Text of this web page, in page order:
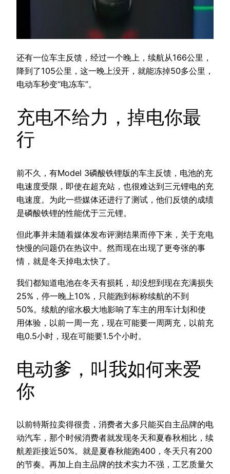
还有一位车主反馈，经过一个晚上，续航从166公里，
降到了105公里，这一晚上没开，就能冻掉50多公里，
电动车秒变“电冻车”。
充电不给力，掉电你最
行
前不久，有Model 3磷酸铁锂版的车主反馈，电池的充
电速度受限，即使在超充站，也很难达到三元锂电的充
电速度。为此一些媒体还进行了测试，他们反馈的成绩
是磷酸铁锂的性能优于三元锂。
但此事并未随着媒体发布评测结果而停下来，关于充电
快慢的问题仍在热议中。然而现在出现了更夸张的事
情，就是冬天掉电太快了。
我们都知道电池在冬天有损耗，却没想到现在充满损失
25%，停一晚上10%，只能跑到标称续航的不到
50%。续航的缩水极大地影响了车主的用车计划和使
用体验，以前一周一充，现在可能要一周两充，以前充
电0.5小时，现在可能要1.5个小时。
电动爹，叫我如何来爱
你
以前特斯拉卖得很贵，消费者大多只能买自主品牌的电
动汽车，那个时候消费者就发现冬天和夏春秋相比，续
航差距接近50%。就是夏春秋能跑400，冬天只有200
的节奏。再加上自主品牌的技术实力不强，工艺质量欠